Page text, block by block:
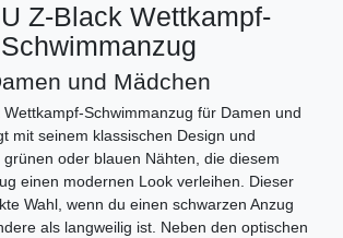
Z-Black Wettkampf-
Schwimmanzug
und Mädchen
Schwimmanzug für Damen und
mit seinem klassischen Design und
oder blauen Nähten, die diesem
einen modernen Look verleihen. Dieser
Wahl, wenn du einen schwarzen Anzug
als langweilig ist. Neben den optischen